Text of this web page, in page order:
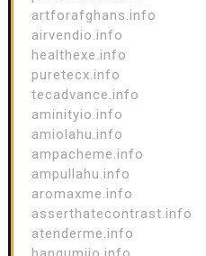
artforafghans.info
airvendio.info
healthexe.info
puretecx.info
tecadvance.info
aminityio.info
amiolahu.info
ampacheme.info
ampullahu.info
aromaxme.info
asserthatecontrast.info
atenderme.info